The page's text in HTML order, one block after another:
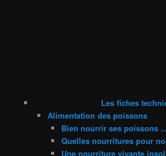
Les fiches
Alimentation des poissons
Bien nourrir ses poissons
Quelles nourritures pour
Une nourriture vivante